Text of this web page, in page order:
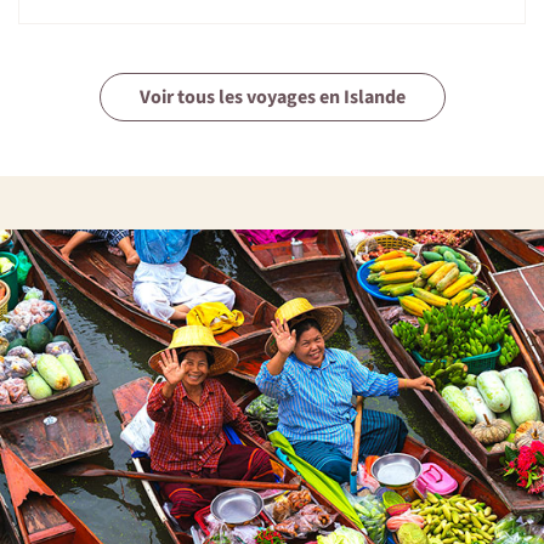
Society et la NASA.
En parallèle, joignant sa passion des volcans à son intérêt
"Vins de Feu : à la découverte des terroirs des volcans
livre sur les vignobles !
Après avoir enseigné la planétologie (les volcans de la
Lune et de Mars), la géologie, et la culture des terroirs
français à l’université du temps libre de Paris VII Diderot,
Charles Frankel enseigne actuellement à l’université de
Middlebury aux Etats-Unis.
Avec la passion et le sens de la communication qui le
caractérisent, Charles est donc l’accompagnateur idéal
pour trois voyages exceptionnels : l’un dans l’histoire et
les coulisses de l’aventure spatiale américaine, l’autre à la
Voir tous les voyages en Islande